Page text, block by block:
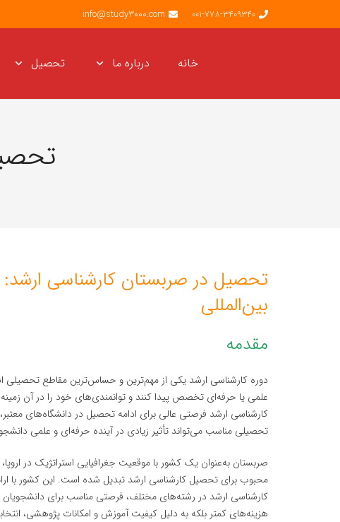
001-778-3409340
info@study3000.com
خانه درباره ما تحصیل
تحصیل در صربستان کارشناسی ارشد:
بین‌المللی
مقدمه
دوره کارشناسی ارشد یکی از مهم‌ترین و حساس‌ترین مقاطع
علمی یا حرفه‌ای تخصص پیدا کنند و توانمندی‌های خود را در آن
کارشناسی ارشد فرصتی عالی برای ادامه تحصیل در دانشگاه‌های
تحصیلی مناسب می‌تواند تأثیر زیادی در آینده حرفه‌ای و علمی
صربستان به‌عنوان یک کشور با موقعیت جغرافیایی استراتژیک در
محبوب برای تحصیل کارشناسی ارشد تبدیل شده است. این کشور با
کارشناسی ارشد در رشته‌های مختلف، فرصتی مناسب برای دانشجویان
هزینه‌های کمتر بلکه به دلیل کیفیت آموزش و امکانات پژوهشی،